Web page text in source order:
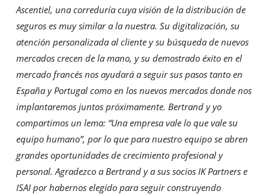
Ascentiel, una correduría cuya visión de la distribución de
seguros es muy similar a la nuestra. Su digitalización, su
atención personalizada al cliente y su búsqueda de nuevos
mercados crecen de la mano, y su demostrado éxito en el
mercado francés nos ayudará a seguir sus pasos tanto en
España y Portugal como en los nuevos mercados donde nos
implantaremos juntos próximamente. Bertrand y yo
compartimos un lema: “Una empresa vale lo que vale su
equipo humano”, por lo que para nuestro equipo se abren
grandes oportunidades de crecimiento profesional y
personal. Agradezco a Bertrand y a sus socios IK Partners e
ISAI por habernos elegido para seguir construyendo